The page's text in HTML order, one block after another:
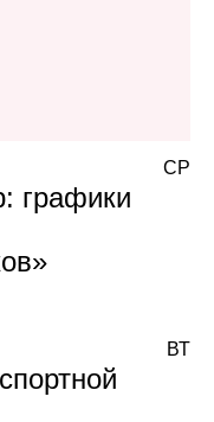
графики
СР
ВТ